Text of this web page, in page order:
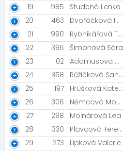
19 985 Studená Lenka
20
463 Dvořáčková Iva [Černí Pankeři]
21
990 Rybnikářová Tereza
22
396 Šimonová Sára
23
102 Adamusova Martina
24
358 Růžičková Sandra
25
197 Hrušková Kateřina
26
306 Němcová Monika
27
298 Molnárová Lea
28
330 Plavcová Tereza
29
273 Lipková Valerie